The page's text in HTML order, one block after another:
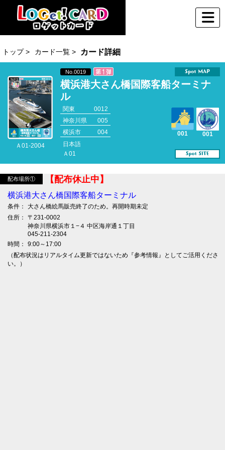
トップ > カード一覧 > カード詳細
Ａ01-2004
No.0019
横浜港大さん橋国際客船ターミナ
ル
関東
0012
神奈川県
005
横浜市
004 001
001
日本語
Ａ01
配布場所① 【配布休止中】
横浜港大さん橋国際客船ターミナル
条件：
大さん橋絵馬販売終了のため。再開時期未定
住所：
〒231-0002
神奈川県横浜市１−４ 中区海岸通１丁目
045-211-2304
時間：
9:00～17:00
（配布状況はリアルタイム更新ではないため『参考情報』としてご活用くださ
い。）